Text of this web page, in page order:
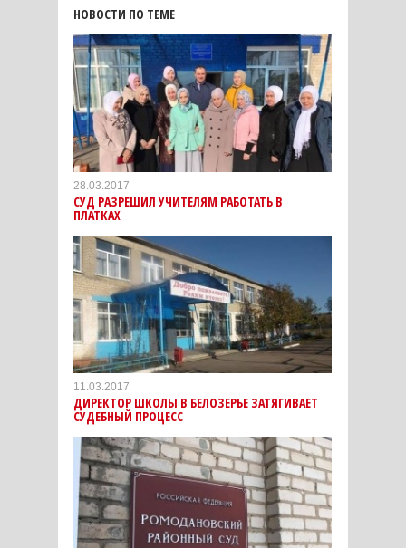
НОВОСТИ ПО ТЕМЕ
28.03.2017
СУД РАЗРЕШИЛ УЧИТЕЛЯМ РАБОТАТЬ В
ПЛАТКАХ
11.03.2017
ДИРЕКТОР ШКОЛЫ В БЕЛОЗЕРЬЕ ЗАТЯГИВАЕТ
СУДЕБНЫЙ ПРОЦЕСС